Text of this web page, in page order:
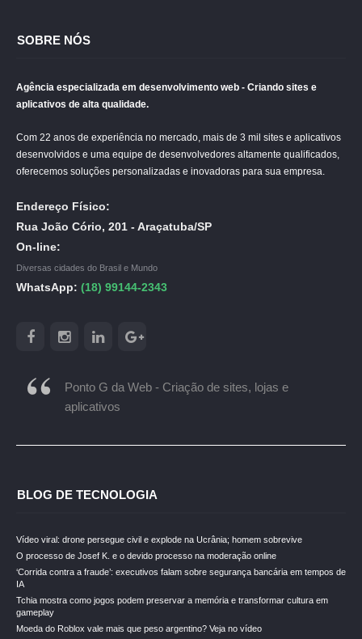
SOBRE NÓS
Agência especializada em desenvolvimento web - Criando sites e
aplicativos de alta qualidade.
Com 22 anos de experiência no mercado, mais de 3 mil sites e aplicativos
desenvolvidos e uma equipe de desenvolvedores altamente qualificados,
oferecemos soluções personalizadas e inovadoras para sua empresa.
Endereço Físico:
Rua João Cório, 201 - Araçatuba/SP
On-line:
Diversas cidades do Brasil e Mundo
WhatsApp: (18) 99144-2343
Ponto G da Web - Criação de sites, lojas e
aplicativos
BLOG DE TECNOLOGIA
Vídeo viral: drone persegue civil e explode na Ucrânia; homem sobrevive
O processo de Josef K. e o devido processo na moderação online
‘Corrida contra a fraude’: executivos falam sobre segurança bancária em tempos de
IA
Tchia mostra como jogos podem preservar a memória e transformar cultura em
gameplay
Moeda do Roblox vale mais que peso argentino? Veja no vídeo